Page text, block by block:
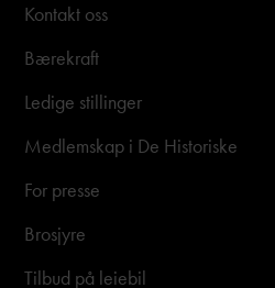
Kontakt oss
Bærekraft
Ledige stillinger
Medlemskap i De Historiske
For presse
Brosjyre
Tilbud på leiebil